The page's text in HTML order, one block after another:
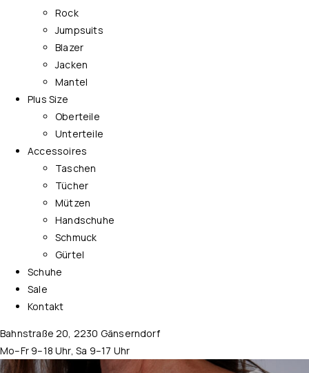
Rock
Jumpsuits
Blazer
Jacken
Mantel
Plus Size
Oberteile
Unterteile
Accessoires
Taschen
Tücher
Mützen
Handschuhe
Schmuck
Gürtel
Schuhe
Sale
Kontakt
Bahnstraße 20, 2230 Gänserndorf
Mo–Fr 9–18 Uhr, Sa 9–17 Uhr